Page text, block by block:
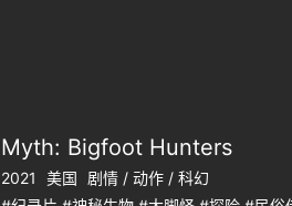
Myth: Bigfoot Hunters
2021 美国
剧情 / 动作 / 科幻